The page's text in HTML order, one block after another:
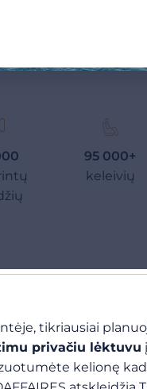
95 000+
keleivių
tikriausiai
privačiu lėktuvu
kelionę